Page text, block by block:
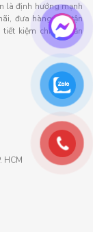
là định hướng mạnh
đưa hàng đến tận
kiệm chi phí văn
HCM